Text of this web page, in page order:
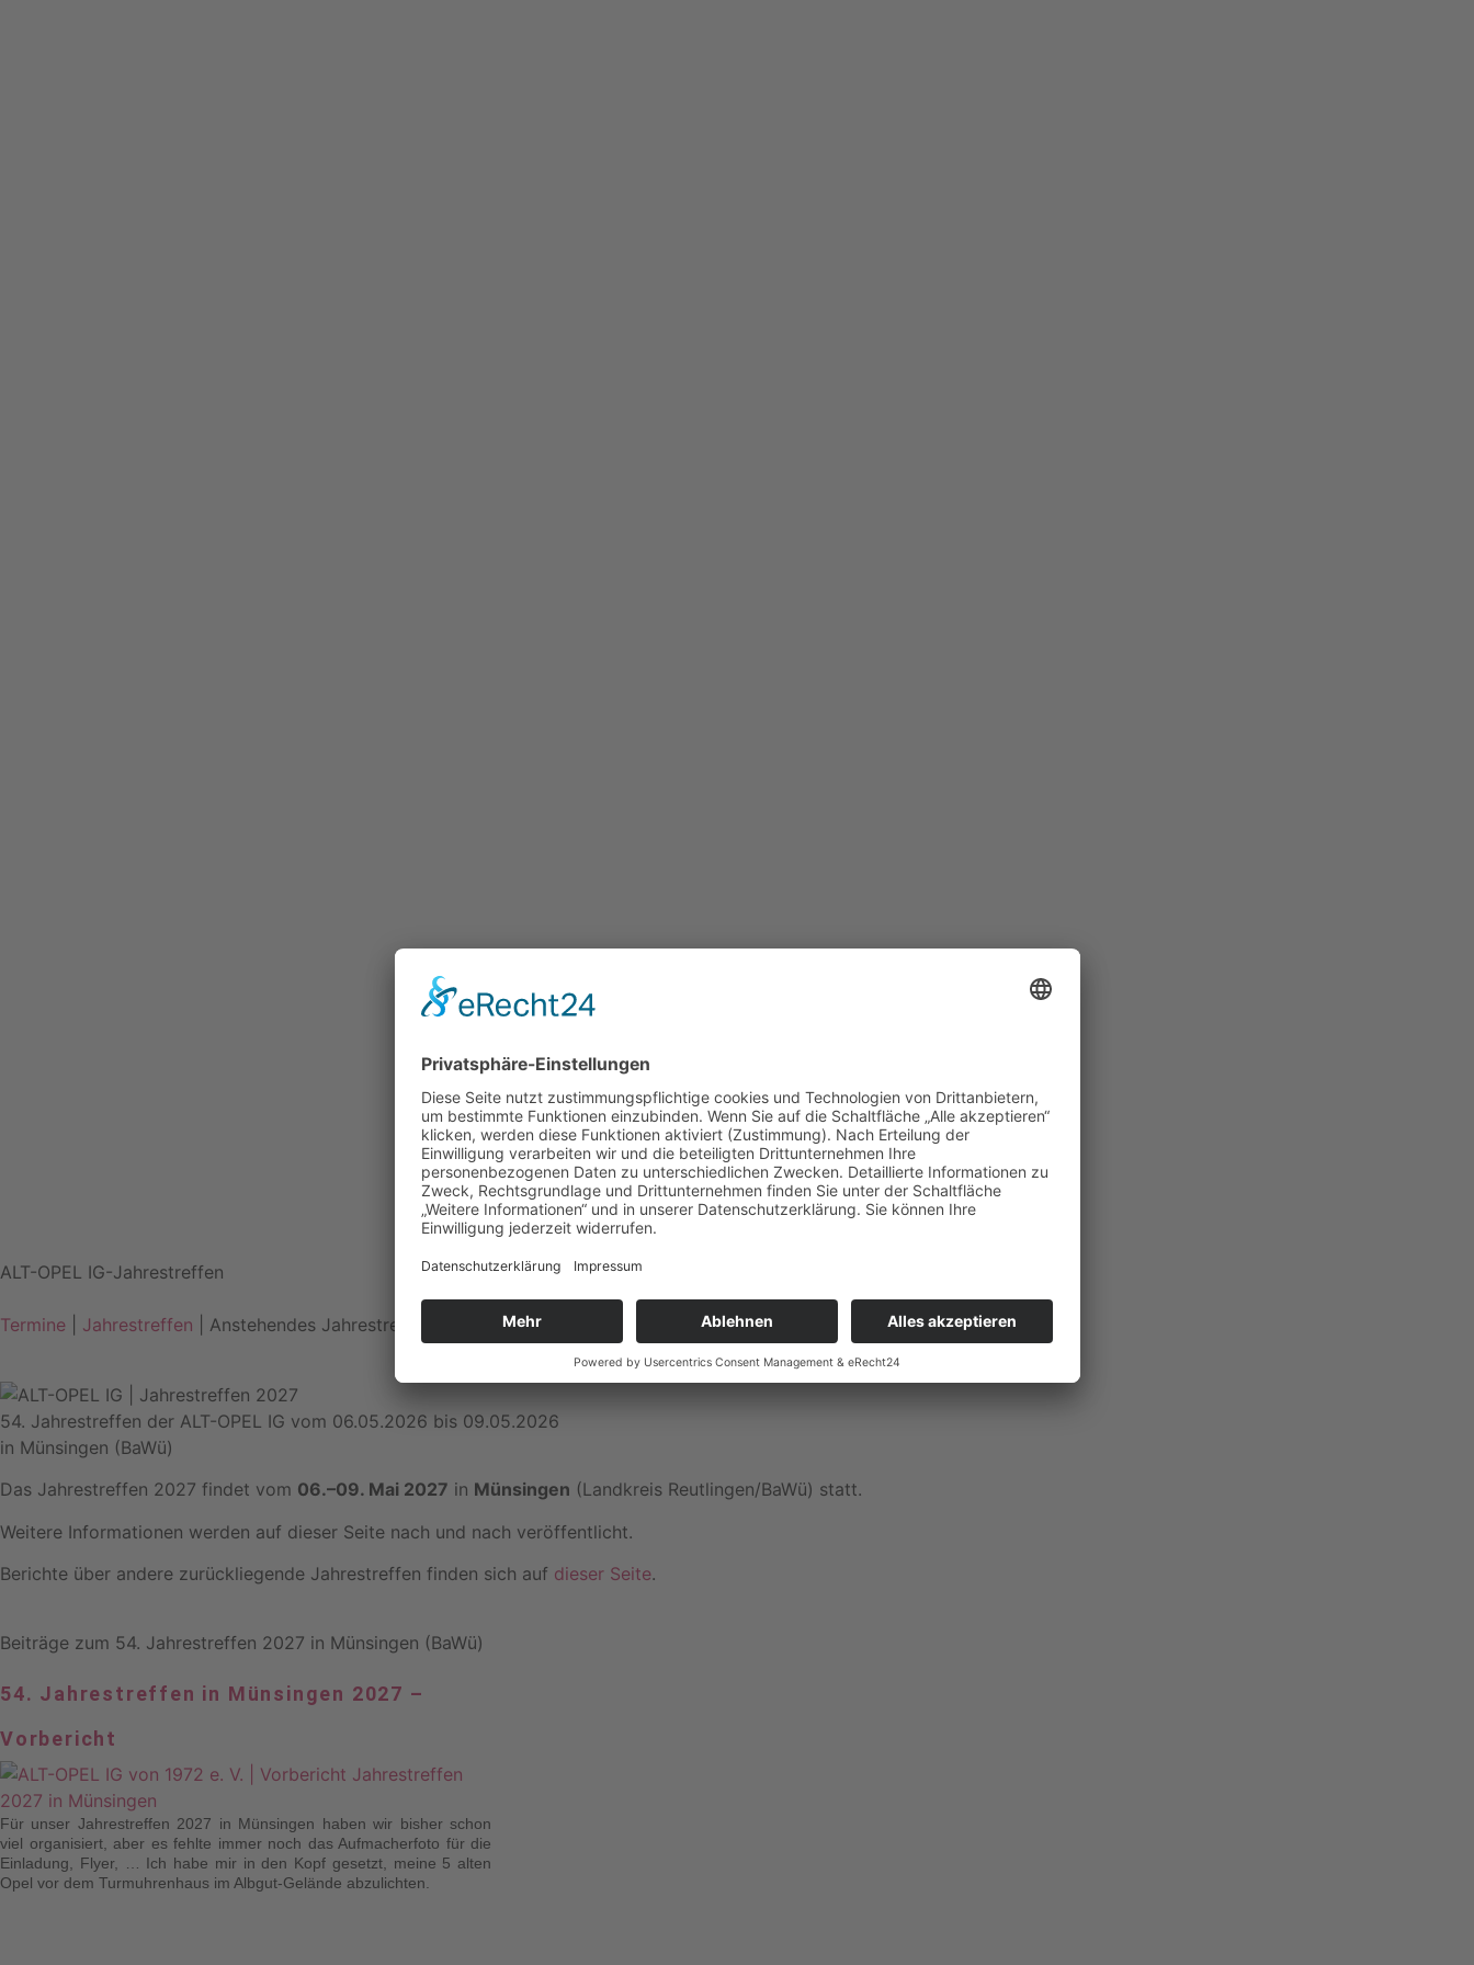
ALT-OPEL IG-Jahrestreffen
Termine Jahrestreffen | Anstehendes Jahrestreffen
54. Jahrestreffen der ALT-OPEL IG vom 06.05.2026 bis 09.05.2026
in Münsingen (BaWü)
Das Jahrestreffen 2027 findet vom 06.–09. Mai 2027 in Münsingen (Landkreis Reutlingen/BaWü) statt.
Weitere Informationen werden auf dieser Seite nach und nach veröffentlicht.
Berichte über andere zurückliegende Jahrestreffen finden sich auf dieser Seite.
Beiträge zum 54. Jahrestreffen 2027 in Münsingen (BaWü)
54. Jahrestreffen in Münsingen 2027 –
Vorbericht
Für unser Jahrestreffen 2027 in Münsingen haben wir bisher schon
viel organisiert, aber es fehlte immer noch das Aufmacherfoto für die
Einladung, Flyer, … Ich habe mir in den Kopf gesetzt, meine 5 alten
Opel vor dem Turmuhrenhaus im Albgut-Gelände abzulichten.